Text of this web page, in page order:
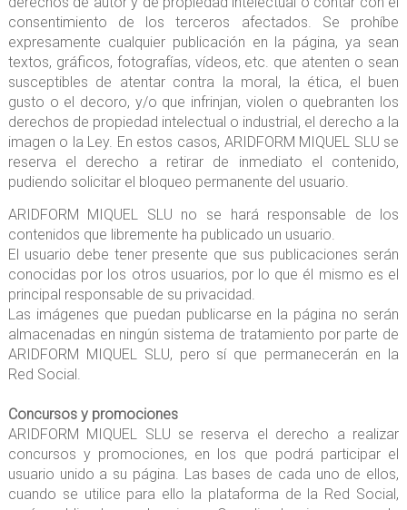
consentimiento de los terceros afectados. Se prohíbe
expresamente cualquier publicación en la página, ya sean
textos, gráficos, fotografías, vídeos, etc. que atenten o sean
susceptibles de atentar contra la moral, la ética, el buen
gusto o el decoro, y/o que infrinjan, violen o quebranten los
derechos de propiedad intelectual o industrial, el derecho a la
imagen o la Ley. En estos casos, ARIDFORM MIQUEL SLU se
reserva el derecho a retirar de inmediato el contenido,
pudiendo solicitar el bloqueo permanente del usuario.
ARIDFORM MIQUEL SLU no se hará responsable de los
contenidos que libremente ha publicado un usuario.
El usuario debe tener presente que sus publicaciones serán
conocidas por los otros usuarios, por lo que él mismo es el
principal responsable de su privacidad.
Las imágenes que puedan publicarse en la página no serán
almacenadas en ningún sistema de tratamiento por parte de
ARIDFORM MIQUEL SLU, pero sí que permanecerán en la
Red Social.
Concursos y promociones
ARIDFORM MIQUEL SLU se reserva el derecho a realizar
concursos y promociones, en los que podrá participar el
usuario unido a su página. Las bases de cada uno de ellos,
cuando se utilice para ello la plataforma de la Red Social,